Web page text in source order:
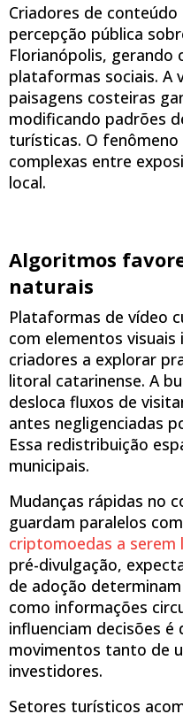
Criadores de
percepção pública
Florianópolis, gerando
plataformas sociais. A
paisagens costeiras
modificando padrões
turísticas. O fenômeno
complexas entre
local.
Algoritmos
naturais
Plataformas de vídeo
com elementos
criadores a explorar
litoral catarinense. A
desloca fluxos de
antes negligenciadas
Essa redistribuição
municipais.
Mudanças rápidas no
guardam paralelos
criptomoedas a serem
pré-divulgação,
de adoção
como informações
influenciam decisões é
movimentos tanto de
investidores.
Setores turísticos